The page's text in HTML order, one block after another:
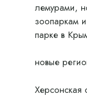
лемурами,
зоопаркам
парке в
новые
Херсонская